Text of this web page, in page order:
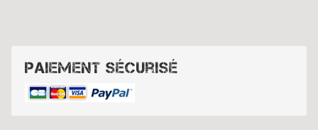
Paiement sécurisé